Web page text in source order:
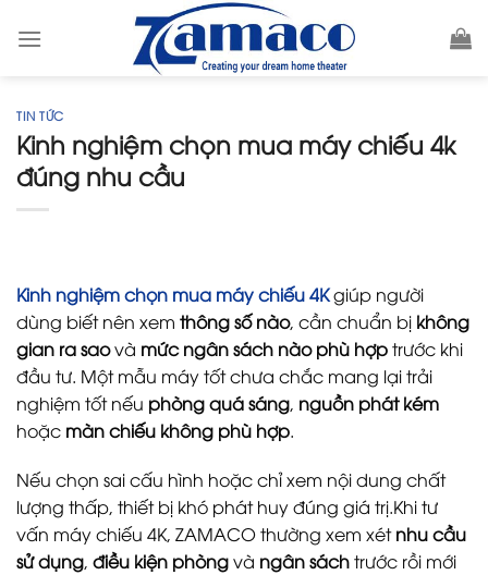
TIN TỨC
Kinh nghiệm chọn mua máy chiếu 4k
đúng nhu cầu
Kinh nghiệm chọn mua máy chiếu 4Kgiúp người
dùng biết nên xem thông số nào, cần chuẩn bị không
gian ra saovà mức ngân sách nào phù hợptrước khi
đầu tư. Một mẫu máy tốt chưa chắc mang lại trải
nghiệm tốt nếu phòng quá sáng, nguồn phát kém
hoặc màn chiếu không phù hợp.
Nếu chọn sai cấu hình hoặc chỉ xem nội dung chất
lượng thấp, thiết bị khó phát huy đúng giá trị.Khi tư
vấn máy chiếu 4K, ZAMACO thường xem xétnhu cầu
sử dụng, điều kiện phòngvà ngân sáchtrước rồi mới